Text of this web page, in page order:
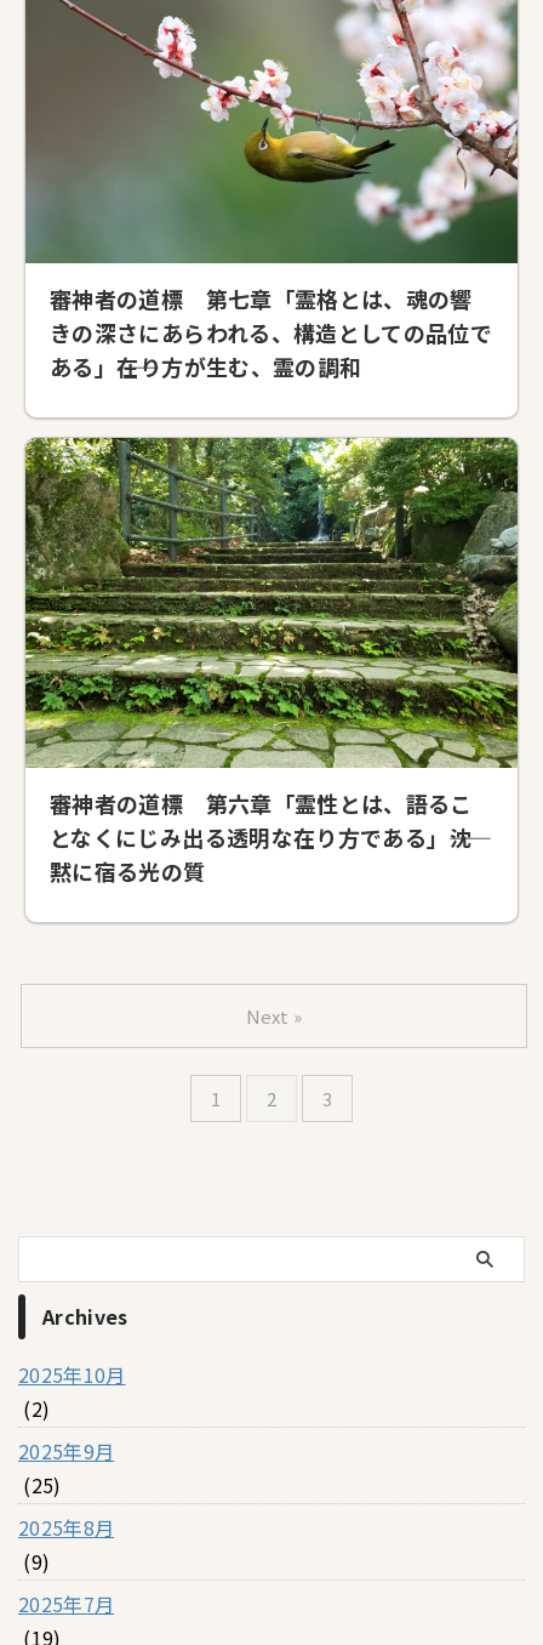
審神者の道標 第七章「霊格とは、魂の響
きの深さにあらわれる、構造としての品位で
ある」――在り方が生む、霊の調和
審神者の道標 第六章「霊性とは、語るこ
となくにじみ出る透明な在り方である」――沈
黙に宿る光の質
1 2 3
Next »
Archives
2025年10月
(2)
2025年9月
(25)
2025年8月
(9)
2025年7月
(19)